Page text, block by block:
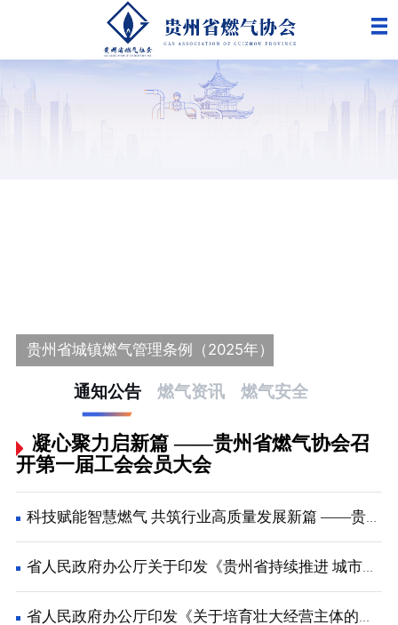
贵州省城镇燃气管理条例（2025年）
通知公告 燃气资讯 燃气安全
凝心聚力启新篇 ——贵州省燃气协会召
开第一届工会会员大会
科技赋能智慧燃气 共筑行业高质量发展新篇 ——贵州省燃气协会2026年会员大会在兴义顺利召开
省人民政府办公厅关于印发《贵州省持续推进 城市更新行动工作方案》的通知
省人民政府办公厅印发《关于培育壮大经营主体的若干政策措施》的通知